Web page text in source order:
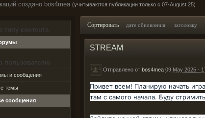
создано bos4mea (учитываются публикации только с 07-August 25)
типу контента
пользователю
и сообщения
темы
сообщения
Сортировать дате обновления заголовку
STREAM
Отправлено от bos4mea 09 May 2025 -
Привет всем! Планирую начать
там с самого начала. Буду